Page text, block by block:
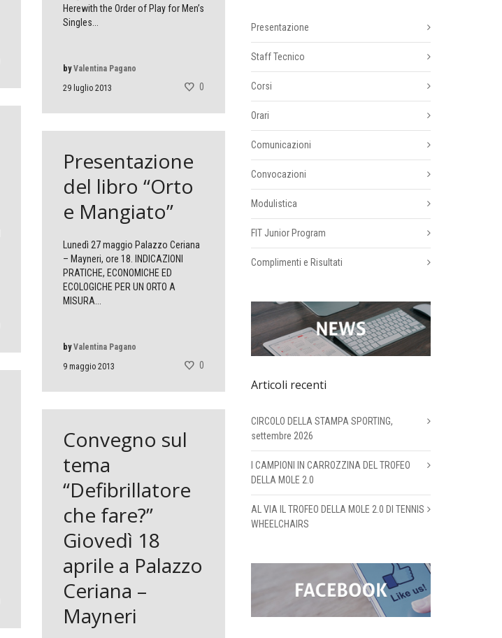
Herewith the Order of Play for Men’s
Singles...
29 luglio 2013
byValentina Pagano
0
Presentazione
del libro “Orto
e Mangiato”
Lunedì 27 maggio Palazzo Ceriana
– Mayneri, ore 18. INDICAZIONI
PRATICHE, ECONOMICHE ED
ECOLOGICHE PER UN ORTO A
MISURA...
9 maggio 2013
byValentina Pagano
0
Convegno sul
tema
“Defibrillatore
che fare?”
Giovedì 18
aprile a Palazzo
Ceriana –
Mayneri
Presentazione
Staff Tecnico
Corsi
Orari
Comunicazioni
Convocazioni
Modulistica
FIT Junior Program
Complimenti e Risultati
Articoli recenti
CIRCOLO DELLA STAMPA SPORTING,
settembre 2026
I CAMPIONI IN CARROZZINA DEL TROFEO
DELLA MOLE 2.0
AL VIA IL TROFEO DELLA MOLE 2.0 DI TENNIS
WHEELCHAIRS